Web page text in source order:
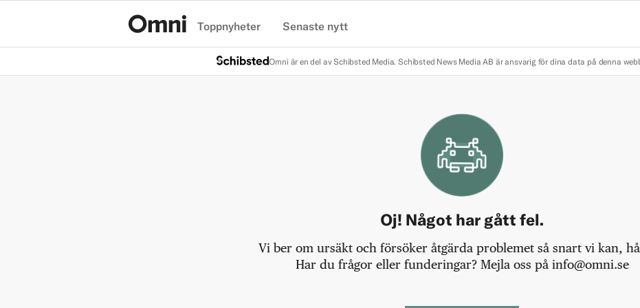
Toppnyheter Senaste nytt
Omni är en del av Schibsted Media. Schibsted News Media AB är ansvarig för dina data på denna
Oj! Något har gått fel.
Vi ber om ursäkt och försöker åtgärda problemet så snart vi kan,
Har du frågor eller funderingar? Mejla oss på info@omni.se